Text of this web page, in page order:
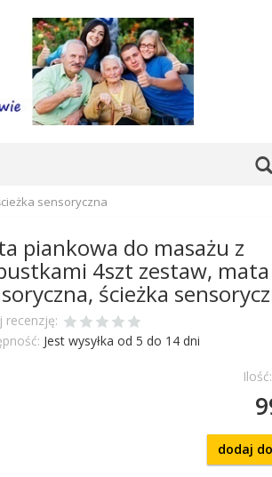
sensoryczna
piankowa do masażu z
4szt zestaw, mata
ścieżka
recenzję:
Jest wysyłka od 5 do 14 dni
Ilość:
dodaj